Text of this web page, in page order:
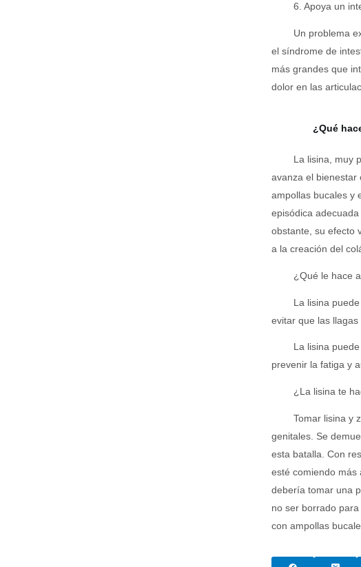
6. Apoya un
Un problema
el síndrome de
más grandes que
dolor en las
¿Qué
La lisina, muy
avanza el bienestar
ampollas bucales y
episódica
obstante, su efecto
a la creación del
¿Qué le hace
La lisina
evitar que las
La lisina
prevenir la fatiga y
¿La lisina te
Tomar lisina y
genitales. Se
esta batalla. Con
esté comiendo más
debería tomar una
no ser borrado
con ampollas